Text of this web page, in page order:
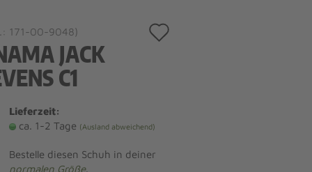
171-00-9048)
JACK
C1
Lieferzeit:
ca. 1-2 Tage (Ausland abweichend)
Bestelle diesen Schuh in deiner
normalen Größe.